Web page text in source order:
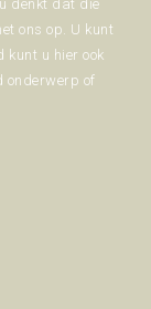
denkt dat die
ons op. U kunt
kunt u hier ook
onderwerp of